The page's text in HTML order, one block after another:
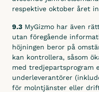
respektive oktober året
9.3 MyGizmo har även
utan föregående
höjningen beror på
kan kontrollera, såsom
med tredjepartsprogram
underleverantörer
för molntjänster eller